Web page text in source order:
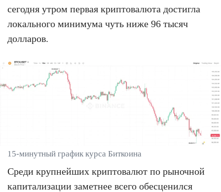
сегодня утром первая криптовалюта достигла
локального минимума чуть ниже 96 тысяч
долларов.
15-минутный график курса Биткоина
Среди крупнейших криптовалют по рыночной
капитализации заметнее всего обесценился